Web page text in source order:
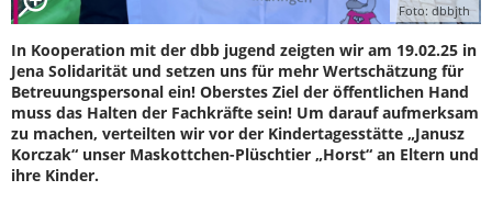
Foto: dbbjth
In Kooperation mit der dbb jugend zeigten wir am 19.02.25 in
Jena Solidarität und setzen uns für mehr Wertschätzung für
Betreuungspersonal ein! Oberstes Ziel der öffentlichen Hand
muss das Halten der Fachkräfte sein! Um darauf aufmerksam
zu machen, verteilten wir vor der Kindertagesstätte „Janusz
Korczak“ unser Maskottchen-Plüschtier „Horst“ an Eltern und
ihre Kinder.